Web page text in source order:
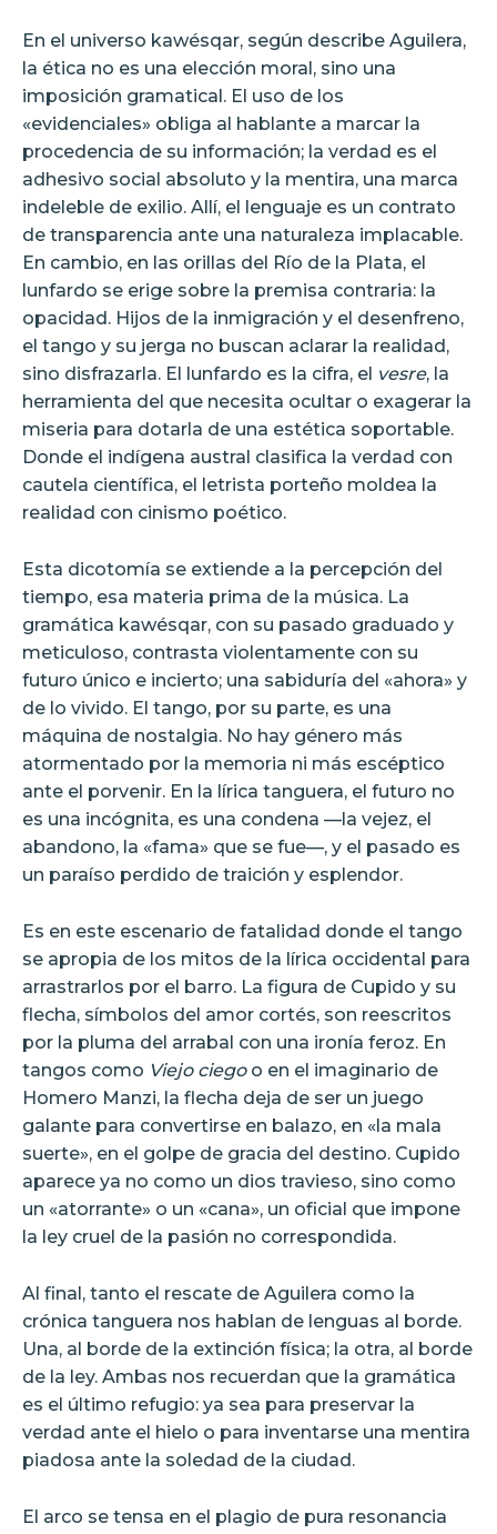
En el universo kawésqar, según describe Aguilera,
la ética no es una elección moral, sino una
imposición gramatical. El uso de los
«evidenciales» obliga al hablante a marcar la
procedencia de su información; la verdad es el
adhesivo social absoluto y la mentira, una marca
indeleble de exilio. Allí, el lenguaje es un contrato
de transparencia ante una naturaleza implacable.
En cambio, en las orillas del Río de la Plata, el
lunfardo se erige sobre la premisa contraria: la
opacidad. Hijos de la inmigración y el desenfreno,
el tango y su jerga no buscan aclarar la realidad,
sino disfrazarla. El lunfardo es la cifra, el vesre, la
herramienta del que necesita ocultar o exagerar la
miseria para dotarla de una estética soportable.
Donde el indígena austral clasifica la verdad con
cautela científica, el letrista porteño moldea la
realidad con cinismo poético.
Esta dicotomía se extiende a la percepción del
tiempo, esa materia prima de la música. La
gramática kawésqar, con su pasado graduado y
meticuloso, contrasta violentamente con su
futuro único e incierto; una sabiduría del «ahora» y
de lo vivido. El tango, por su parte, es una
máquina de nostalgia. No hay género más
atormentado por la memoria ni más escéptico
ante el porvenir. En la lírica tanguera, el futuro no
es una incógnita, es una condena —la vejez, el
abandono, la «fama» que se fue—, y el pasado es
un paraíso perdido de traición y esplendor.
Es en este escenario de fatalidad donde el tango
se apropia de los mitos de la lírica occidental para
arrastrarlos por el barro. La figura de Cupido y su
flecha, símbolos del amor cortés, son reescritos
por la pluma del arrabal con una ironía feroz. En
tangos como Viejo ciegoo en el imaginario de
Homero Manzi, la flecha deja de ser un juego
galante para convertirse en balazo, en «la mala
suerte», en el golpe de gracia del destino. Cupido
aparece ya no como un dios travieso, sino como
un «atorrante» o un «cana», un oficial que impone
la ley cruel de la pasión no correspondida.
Al final, tanto el rescate de Aguilera como la
crónica tanguera nos hablan de lenguas al borde.
Una, al borde de la extinción física; la otra, al borde
de la ley. Ambas nos recuerdan que la gramática
es el último refugio: ya sea para preservar la
verdad ante el hielo o para inventarse una mentira
piadosa ante la soledad de la ciudad.
El arco se tensa en el plagio de pura resonancia